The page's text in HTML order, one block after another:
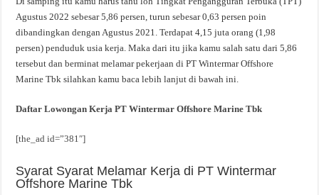
Agustus 2022 sebesar 5,86 persen, turun sebesar 0,63 persen poin
dibandingkan dengan Agustus 2021. Terdapat 4,15 juta orang (1,98
persen) penduduk usia kerja. Maka dari itu jika kamu salah satu dari 5,86
tersebut dan berminat melamar pekerjaan di PT Wintermar Offshore
Marine Tbk silahkan kamu baca lebih lanjut di bawah ini.
Daftar Lowongan Kerja PT Wintermar Offshore Marine Tbk
[the_ad id=”381″]
Syarat Syarat Melamar Kerja di PT Wintermar
Offshore Marine Tbk